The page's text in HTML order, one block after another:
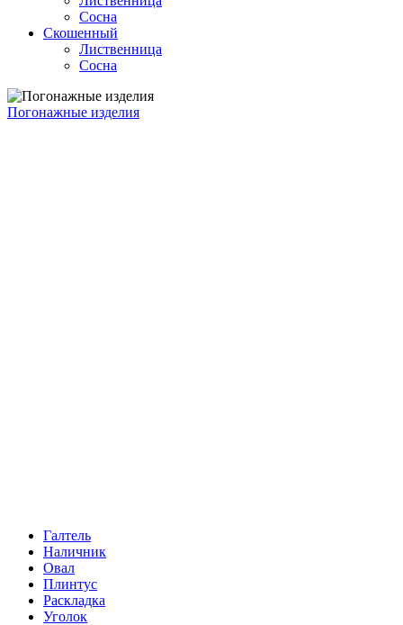
Сосна
Скошенный
Лиственница
Сосна
Погонажные изделия
Галтель
Наличник
Овал
Плинтус
Раскладка
Уголок